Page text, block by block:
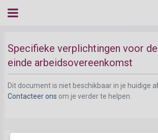
Specifieke verplichtingen voor
einde arbeidsovereenkomst
Dit document is niet beschikbaar in je huidige
Contacteer ons om je verder te helpen.